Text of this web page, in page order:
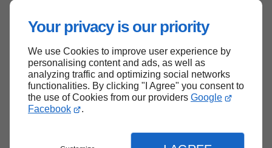
Your privacy is our priority
We use Cookies to improve user experience by
personalising content and ads, as well as
analyzing traffic and optimizing social networks
functionalities. By clicking "I Agree" you consent to
the use of Cookies from our providers Google
Facebook
.
Haut de page